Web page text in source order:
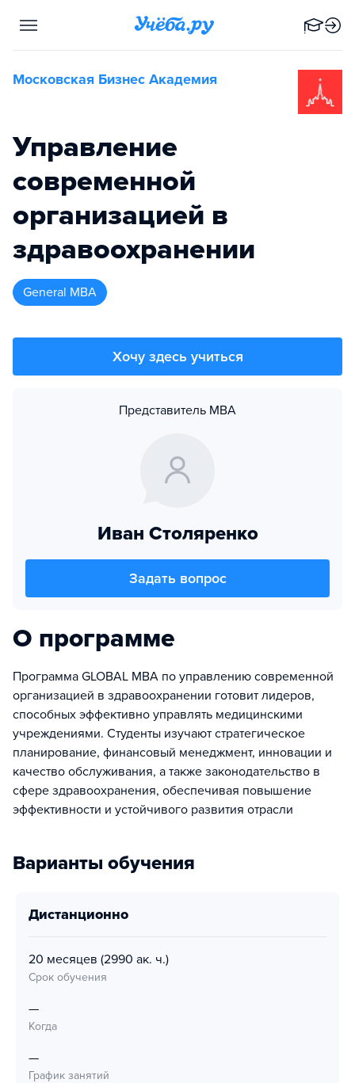
Московская Бизнес Академия
Управление
современной
организацией в
здравоохранении
General MBA
Хочу здесь учиться
Представитель MBA
Иван Столяренко
Задать вопрос
О программе
Программа GLOBAL MBA по управлению современной
организацией в здравоохранении готовит лидеров,
способных эффективно управлять медицинскими
учреждениями. Студенты изучают стратегическое
планирование, финансовый менеджмент, инновации и
качество обслуживания, а также законодательство в
сфере здравоохранения, обеспечивая повышение
эффективности и устойчивого развития отрасли
Варианты обучения
дистанционно
20 месяцев (2990 ак. ч.)
Срок обучения
—
Когда
—
График занятий